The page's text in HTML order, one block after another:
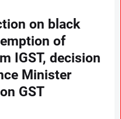
on black
of
IGST, decision
Minister
GST